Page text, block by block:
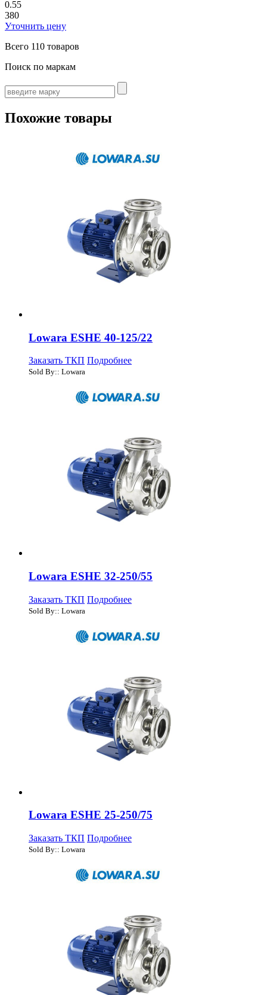
0.55
380
Уточнить цену
Всего 110 товаров
Поиск по маркам
Похожие товары
Lowara ESHE 40-125/22
Заказать ТКП Подробнее
Sold By:: Lowara
Lowara ESHE 32-250/55
Заказать ТКП Подробнее
Sold By:: Lowara
Lowara ESHE 25-250/75
Заказать ТКП Подробнее
Sold By:: Lowara